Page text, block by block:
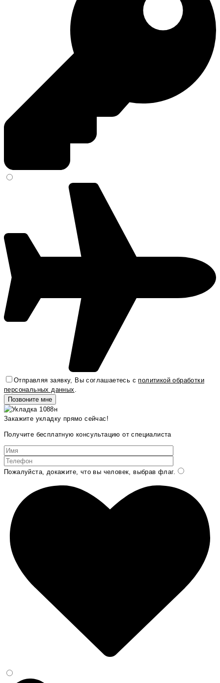
Отправляя заявку, Вы соглашаетесь сполитикой обработки
персональных данных.
Закажите укладку прямо сейчас!
Получите бесплатную консультацию от специалиста
Пожалуйста, докажите, что вы человек, выбрав флаг.